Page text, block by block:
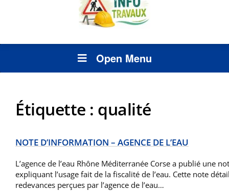
Open Menu
Étiquette : qualité
NOTE D’INFORMATION – AGENCE DE L’EAU
L’agence de l’eau Rhône Méditerranée Corse a publié une
expliquant l’usage fait de la fiscalité de l’eau. Cette note
redevances perçues par l’agence de l’eau…